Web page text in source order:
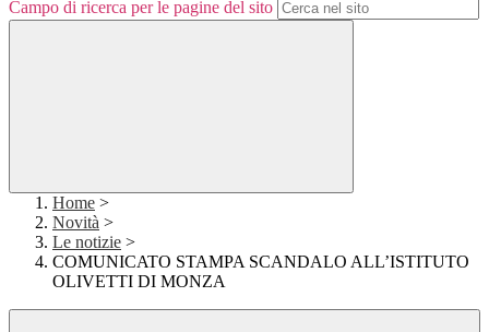
Campo di ricerca per le pagine del sito
Home >
Novità >
Le notizie >
COMUNICATO STAMPA SCANDALO ALL’ISTITUTO
OLIVETTI DI MONZA